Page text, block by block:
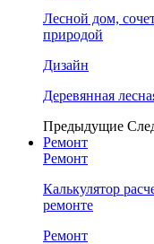
Лесной дом,
природой
Дизайн
Деревянная
Предыдущие
Ремонт
Ремонт
Калькулятор
ремонте
Ремонт